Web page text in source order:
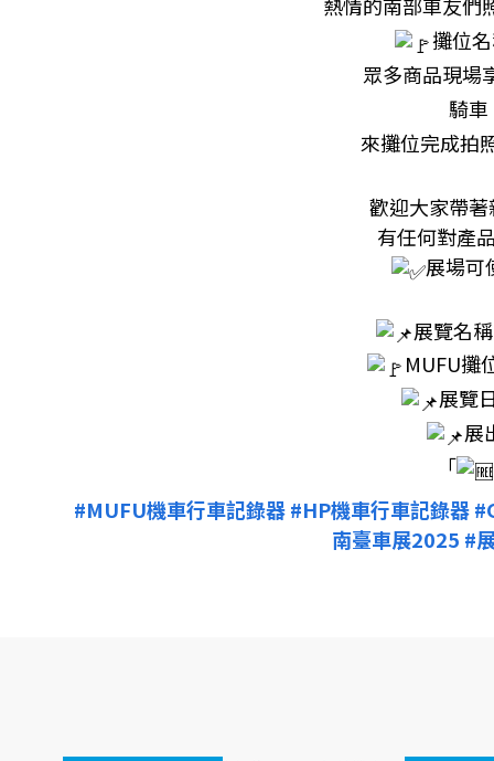
攤位
眾多商品現場
騎車
來攤位完成拍
歡迎大家帶
有任何對產
展場可
展覽名
MUFU攤
展覽
展
「
#MUFU機車行車記錄器 #HP機車行車記錄器
南臺車展2025 #